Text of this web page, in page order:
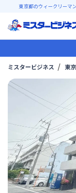
東京都のウィークリーマ
ミスタービジネス 東